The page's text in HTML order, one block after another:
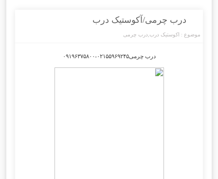
درب چرمی/آکوستیک درب
موضوع : اکوستیک درب درب چرمی
درب چرمی۰۲۱۵۵۹۶۹۲۴۵-۰۹۱۹۶۳۷۵۸۰۰